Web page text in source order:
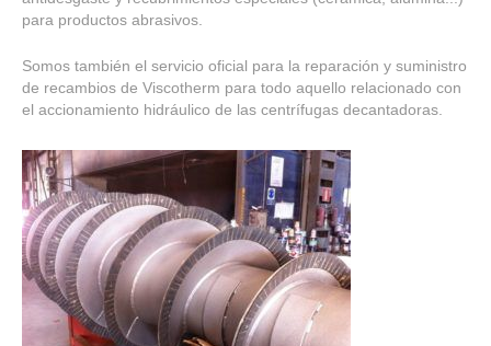
para productos abrasivos.
Somos también el servicio oficial para la reparación y suministro
de recambios de Viscotherm para todo aquello relacionado con
el accionamiento hidráulico de las centrífugas decantadoras.